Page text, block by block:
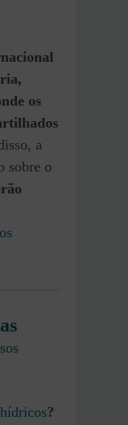
os
a
sobre o
?